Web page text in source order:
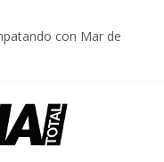
con Mar de
a Israel; el Frente
al paso del tiempo
homicidios son lo